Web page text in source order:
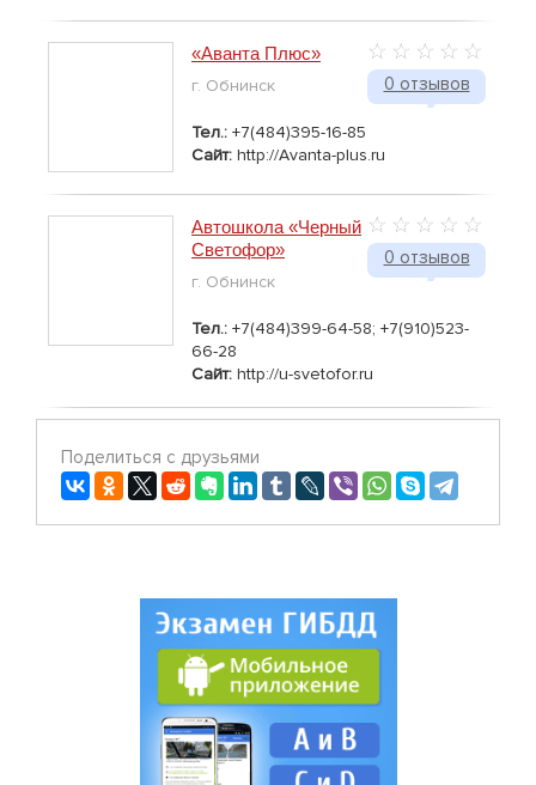
0 отзывов
«Аванта Плюс»
г. Обнинск
Тел.: +7(484)395-16-85
Сайт: http://Avanta-plus.ru
0 отзывов
Автошкола «Черный
Светофор»
г. Обнинск
Тел.: +7(484)399-64-58; +7(910)523-
66-28
Сайт: http://u-svetofor.ru
Поделиться с друзьями